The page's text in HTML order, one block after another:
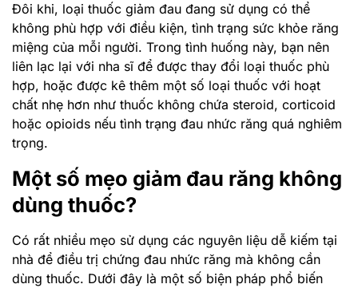
Đôi khi, loại thuốc giảm đau đang sử dụng có thể
không phù hợp với điều kiện, tình trạng sức khỏe răng
miệng của mỗi người. Trong tình huống này, bạn nên
liên lạc lại với nha sĩ để được thay đổi loại thuốc phù
hợp, hoặc được kê thêm một số loại thuốc với hoạt
chất nhẹ hơn như thuốc không chứa steroid, corticoid
hoặc opioids nếu tình trạng đau nhức răng quá nghiêm
trọng.
Một số mẹo giảm đau răng không
dùng thuốc?
Có rất nhiều mẹo sử dụng các nguyên liệu dễ kiếm tại
nhà để điều trị chứng đau nhức răng mà không cần
dùng thuốc. Dưới đây là một số biện pháp phổ biến